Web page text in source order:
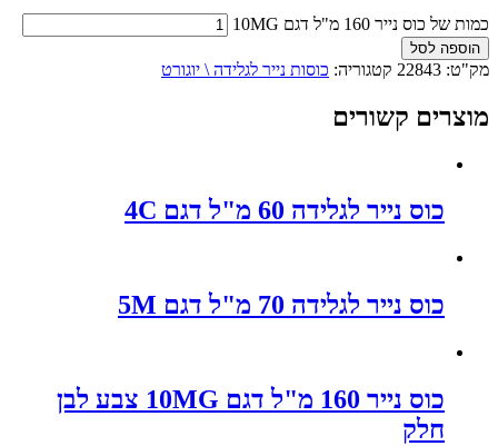
כמות של כוס נייר 160 מ"ל דגם 10MG
הוספה לסל
מק"ט: 22843 קטגוריה: כוסות נייר לגלידה \ יוגורט
מוצרים קשורים
כוס נייר לגלידה 60 מ"ל דגם 4C
כוס נייר לגלידה 70 מ"ל דגם 5M
כוס נייר 160 מ"ל דגם 10MG צבע לבן
חלק